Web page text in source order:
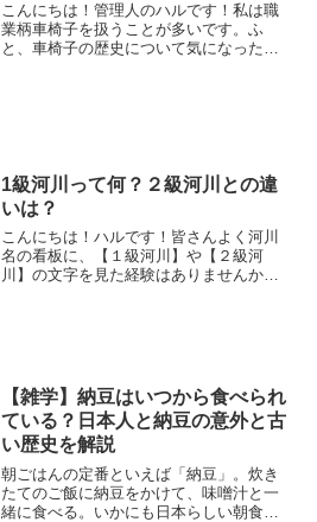
こんにちは！管理人のハルです！私は職
業柄車椅子を扱うことが多いです。ふ
と、車椅子の歴史について気になったの
1級河川って何？２級河川との違
いは？
こんにちは！ハルです！皆さんよく河川
名の看板に、【１級河川】や【２級河
川】の文字を見た経験はありませんか？
【雑学】納豆はいつから食べられ
ている？日本人と納豆の意外と古
い歴史を解説
朝ごはんの定番といえば「納豆」。炊き
たてのご飯に納豆をかけて、味噌汁と一
緒に食べる。いかにも日本らしい朝食で